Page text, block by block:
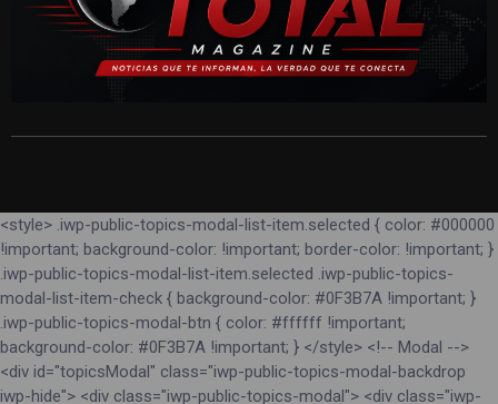
<style> .iwp-public-topics-modal-list-item.selected { color: #000000
!important; background-color: !important; border-color: !important; }
.iwp-public-topics-modal-list-item.selected .iwp-public-topics-
modal-list-item-check { background-color: #0F3B7A !important; }
.iwp-public-topics-modal-btn { color: #ffffff !important;
background-color: #0F3B7A !important; } </style> <!-- Modal -->
<div id="topicsModal" class="iwp-public-topics-modal-backdrop
iwp-hide"> <div class="iwp-public-topics-modal"> <div class="iwp-